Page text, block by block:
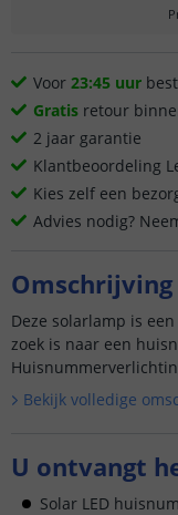
Voor 23:45 uur
Gratis retour
2 jaar garantie
Klantbeoordeling
Kies zelf een
Advies nodig?
Omschrijving
Deze solarlamp is
zoek is naar een
namelijk veel
Bekijk volledige
U ontvangt
Solar LED